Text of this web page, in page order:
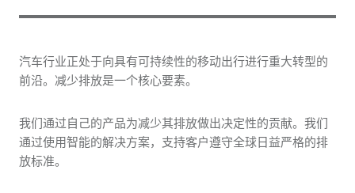
汽车行业正处于向具有可持续性的移动出行进行重大转型的
前沿。减少排放是一个核心要素。
我们通过自己的产品为减少其排放做出决定性的贡献。我们
通过使用智能的解决方案，支持客户遵守全球日益严格的排
放标准。